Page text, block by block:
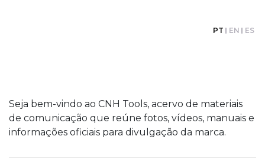
PT EN ES
Seja bem-vindo ao CNH Tools, acervo de materiais
de comunicação que reúne fotos, vídeos, manuais e
informações oficiais para divulgação da marca.